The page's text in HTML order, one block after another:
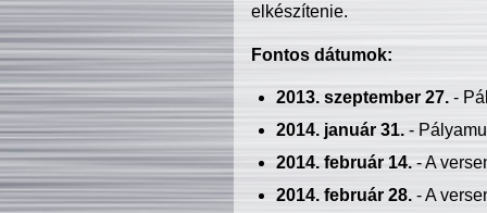
elkészítenie.
Fontos dátumok:
2013. szeptember 27.-
2014. január 31.-
2014. február 14.- A
2014. február 28.- A